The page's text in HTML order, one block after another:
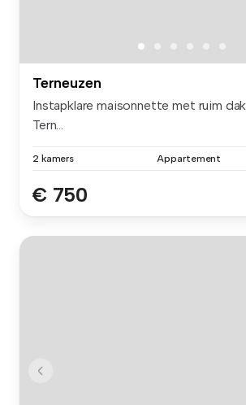
Terneuzen
Instapklare maisonnette met ruim
Tern...
2 kamers Appartement
€ 750